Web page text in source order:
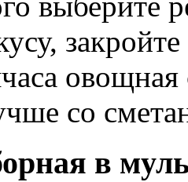
овощная
со
в